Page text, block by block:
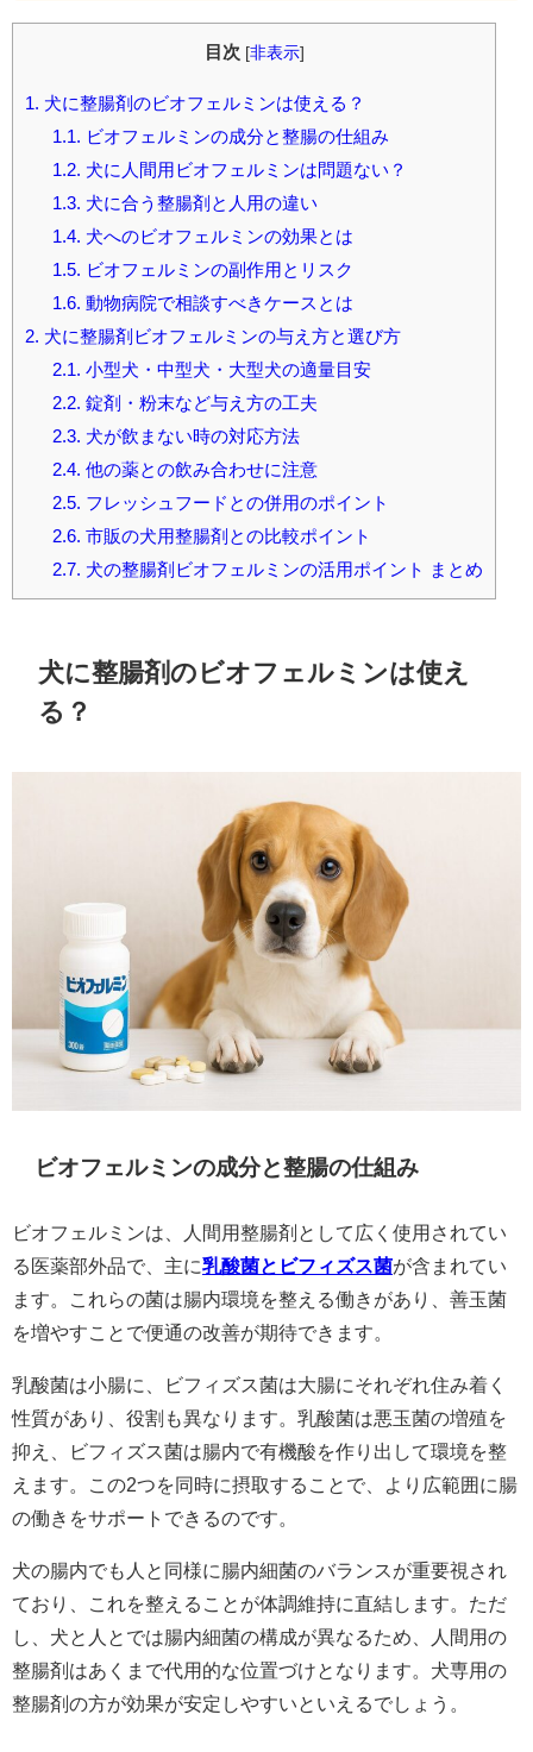
目次 [非表示]
1. 犬に整腸剤のビオフェルミンは使える？
1.1. ビオフェルミンの成分と整腸の仕組み
1.2. 犬に人間用ビオフェルミンは問題ない？
1.3. 犬に合う整腸剤と人用の違い
1.4. 犬へのビオフェルミンの効果とは
1.5. ビオフェルミンの副作用とリスク
1.6. 動物病院で相談すべきケースとは
2. 犬に整腸剤ビオフェルミンの与え方と選び方
2.1. 小型犬・中型犬・大型犬の適量目安
2.2. 錠剤・粉末など与え方の工夫
2.3. 犬が飲まない時の対応方法
2.4. 他の薬との飲み合わせに注意
2.5. フレッシュフードとの併用のポイント
2.6. 市販の犬用整腸剤との比較ポイント
2.7. 犬の整腸剤ビオフェルミンの活用ポイント まとめ
犬に整腸剤のビオフェルミンは使え
る？
ビオフェルミンの成分と整腸の仕組み
ビオフェルミンは、人間用整腸剤として広く使用されてい
る医薬部外品で、主に乳酸菌とビフィズス菌が含まれてい
ます。これらの菌は腸内環境を整える働きがあり、善玉菌
を増やすことで便通の改善が期待できます。
乳酸菌は小腸に、ビフィズス菌は大腸にそれぞれ住み着く
性質があり、役割も異なります。乳酸菌は悪玉菌の増殖を
抑え、ビフィズス菌は腸内で有機酸を作り出して環境を整
えます。この2つを同時に摂取することで、より広範囲に腸
の働きをサポートできるのです。
犬の腸内でも人と同様に腸内細菌のバランスが重要視され
ており、これを整えることが体調維持に直結します。ただ
し、犬と人とでは腸内細菌の構成が異なるため、人間用の
整腸剤はあくまで代用的な位置づけとなります。犬専用の
整腸剤の方が効果が安定しやすいといえるでしょう。